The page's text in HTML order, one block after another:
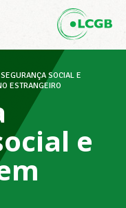
SOCIAL E
ESTRANGEIRO
e